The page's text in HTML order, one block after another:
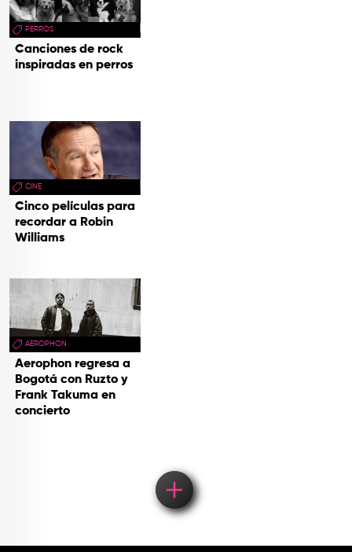
PERROS
Canciones de rock
inspiradas en perros
CINE
Cinco películas para
recordar a Robin
Williams
AEROPHON
Aerophon regresa a
Bogotá con Ruzto y
Frank Takuma en
concierto